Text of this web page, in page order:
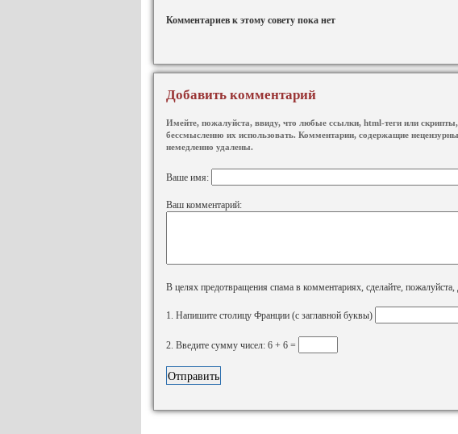
Комментариев к этому совету пока нет
Добавить комментарий
Имейте, пожалуйста, ввиду, что любые ссылки, html-теги или
бессмысленно их использовать. Комментарии, содержащие
немедленно удалены.
Ваше имя:
Ваш комментарий:
В целях предотвращения спама в комментариях, сделайте, пожалуйста,
1. Напишите столицу Франции (с заглавной буквы)
2. Введите сумму чисел: 6 + 6 =